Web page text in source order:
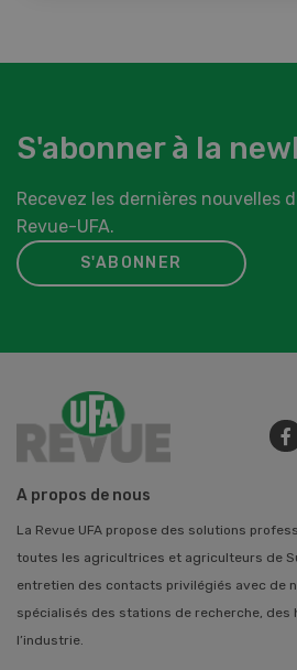
S'abonner à la
Recevez les dernières nouvelles
Revue-UFA.
S'ABONNER
A propos de nous
La Revue UFA propose des solutions
toutes les agricultrices et agriculteurs de
entretien des contacts privilégiés avec de
spécialisés des stations de recherche, des
l’industrie.